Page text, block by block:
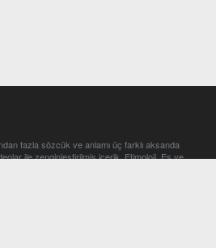
fazla sözcük ve anlamı üç farklı aksanda
ile zenginleştirilmiş içerik. Etimoloji, Eş ve